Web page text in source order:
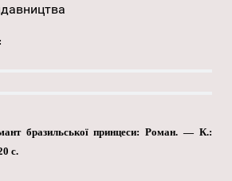
бразильської принцеси: Роман. — К.:
с.